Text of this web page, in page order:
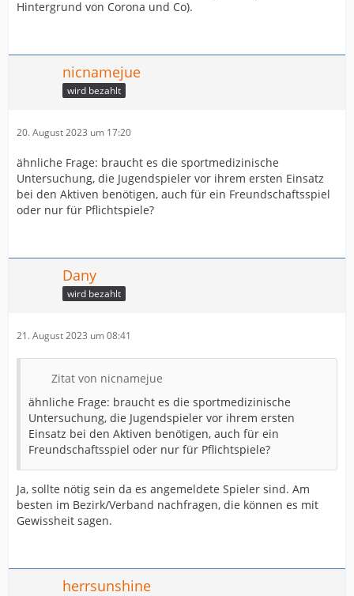
Hintergrund von Corona und Co).
nicnamejue
wird bezahlt
20. August 2023 um 17:20
ähnliche Frage: braucht es die sportmedizinische
Untersuchung, die Jugendspieler vor ihrem ersten Einsatz
bei den Aktiven benötigen, auch für ein Freundschaftsspiel
oder nur für Pflichtspiele?
Dany
wird bezahlt
21. August 2023 um 08:41
Zitat von nicnamejue
ähnliche Frage: braucht es die sportmedizinische
Untersuchung, die Jugendspieler vor ihrem ersten
Einsatz bei den Aktiven benötigen, auch für ein
Freundschaftsspiel oder nur für Pflichtspiele?
Ja, sollte nötig sein da es angemeldete Spieler sind. Am
besten im Bezirk/Verband nachfragen, die können es mit
Gewissheit sagen.
herrsunshine